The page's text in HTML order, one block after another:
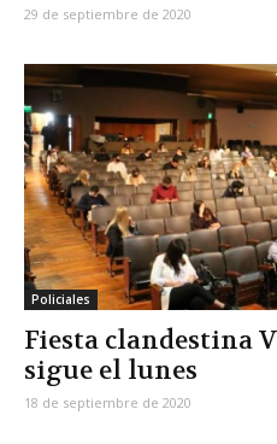
29 de septiembre de 2020
Policiales
Fiesta clandestina
sigue el lunes
18 de septiembre de 2020